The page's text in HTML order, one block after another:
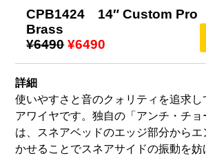
CPB1424 14″ Custom Pro
Brass
¥6490 ¥6490
詳細
使いやすさと音のクォリティを追求
アワイヤです。独自の「アンチ・チョ
は、スネアベッドのエッジ部分から
かせることでスネアサイドの振動を妨